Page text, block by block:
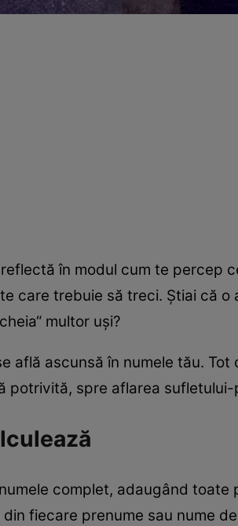
în modul cum te percep
care trebuie să treci. Ştiai că
multor uşi?
află ascunsă în numele tău.
potrivită, spre aflarea
complet, adaugând
fiecare prenume sau nume